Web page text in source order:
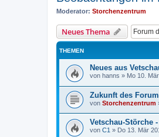
Moderator: Storchenzentrum
Neues Thema
THEMEN
Neues aus
von hanns » Mo 10.
Zukunft des
von Storchenzentrum
Vetschau-Störche
von C1 » Do 13. Mär